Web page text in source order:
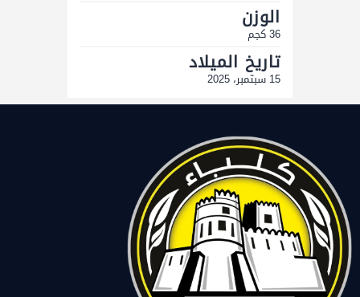
الوزن
36 كجم
تاريخ الميلاد
15 سبتمبر، 2025